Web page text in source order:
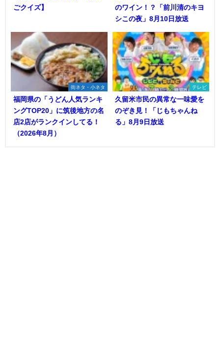
ごクイズ】
のワイン！？「前川清のキヨ
シこの夜」8月10日放送
街ネタ・小ネタ
福岡県の「うどん人気ランキ
ングTOP20」に筑後地方の名
店2店がランクインしてる！
（2026年8月）
テレビ
久留米市民の異常な一味愛を
のぞき見！「じもちゃんね
る」8月9日放送